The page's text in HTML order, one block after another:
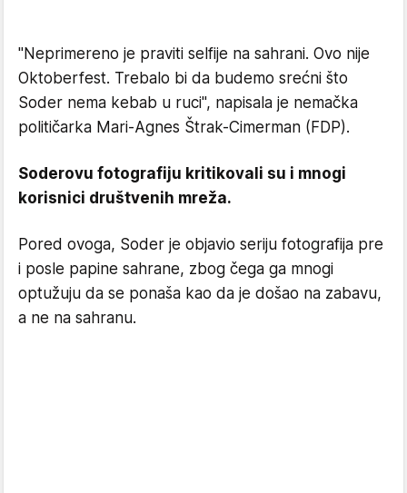
"Neprimereno je praviti selfije na sahrani. Ovo nije
Oktoberfest. Trebalo bi da budemo srećni što
Soder nema kebab u ruci", napisala je nemačka
političarka Mari-Agnes Štrak-Cimerman (FDP).
Soderovu fotografiju kritikovali su i mnogi
korisnici društvenih mreža.
Pored ovoga, Soder je objavio seriju fotografija pre
i posle papine sahrane, zbog čega ga mnogi
optužuju da se ponaša kao da je došao na zabavu,
a ne na sahranu.